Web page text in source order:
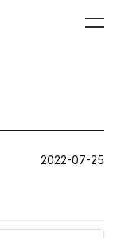
2022-07-25